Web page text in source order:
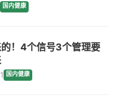
国内健康
！4个信号3个管理要
国内健康